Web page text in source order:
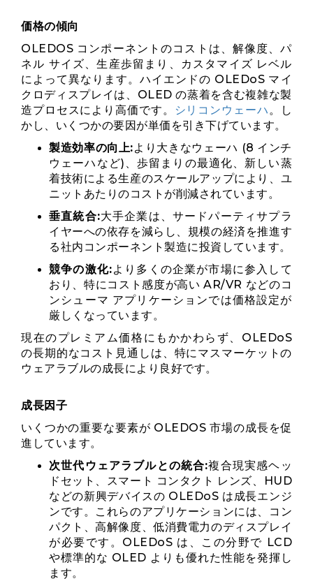
価格の傾向
OLEDOS コンポーネントのコストは、解像度、パ
ネル サイズ、生産歩留まり、カスタマイズ レベル
によって異なります。ハイエンドの OLEDoS マイ
クロディスプレイは、OLED の蒸着を含む複雑な製
造プロセスにより高価です。
シリコンウェーハ。し
かし、いくつかの要因が単価を引き下げています。
製造効率の向上:より大きなウェーハ (8 インチ
ウェーハなど)、歩留まりの最適化、新しい蒸
着技術による生産のスケールアップにより、ユ
ニットあたりのコストが削減されています。
垂直統合:大手企業は、サードパーティサプラ
イヤーへの依存を減らし、規模の経済を推進す
る社内コンポーネント製造に投資しています。
競争の激化:より多くの企業が市場に参入して
おり、特にコスト感度が高い AR/VR などのコ
ンシューマ アプリケーションでは価格設定が
厳しくなっています。
現在のプレミアム価格にもかかわらず、OLEDoS
の長期的なコスト見通しは、特にマスマーケットの
ウェアラブルの成長により良好です。
成長因子
いくつかの重要な要素が OLEDOS 市場の成長を促
進しています。
次世代ウェアラブルとの統合:複合現実感ヘッ
ドセット、スマート コンタクト レンズ、HUD
などの新興デバイスの OLEDoS は成長エンジ
ンです。これらのアプリケーションには、コン
パクト、高解像度、低消費電力のディスプレイ
が必要です。OLEDoS は、この分野で LCD
や標準的な OLED よりも優れた性能を発揮し
ます。